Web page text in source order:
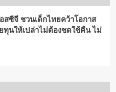
ซีจี ชวนเด็กไทยคว้าโอกาส
ทุนให้เปล่าไม่ต้องชดใช้คืน ไม่